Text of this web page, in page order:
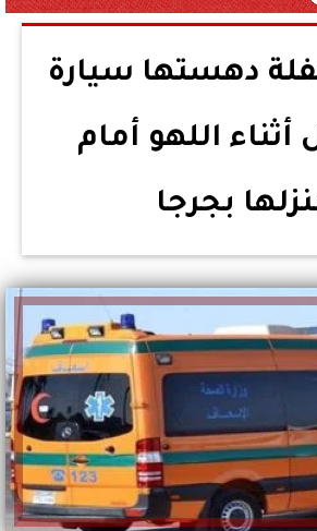
دهستها سيارة
أثناء اللهو أمام
بجرجا